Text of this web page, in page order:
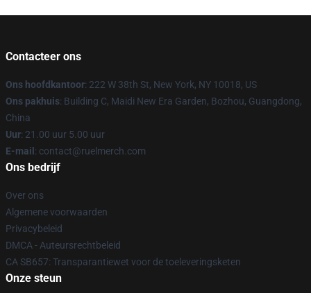
Contacteer ons
Ons hoofdkantoor: 222 W 38th St, New York, NY 10018, US
Ons pakhuis: Building C, Maidi New Era Garden, Bozhou, Guangdong,
China
Uur: 21.00 uur 5.00 uur
E-mail : contact@ruelmerch.com
Ons bedrijf
Over ons
Algemene voorwaarden
Privacybeleid
DMCA - Auteursrechtbeleid
CA SB657: Transparantiewet voor de toeleveringsketen
Onze steun